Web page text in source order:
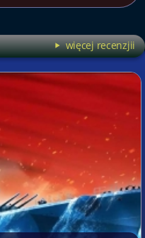
więcej recenzjii